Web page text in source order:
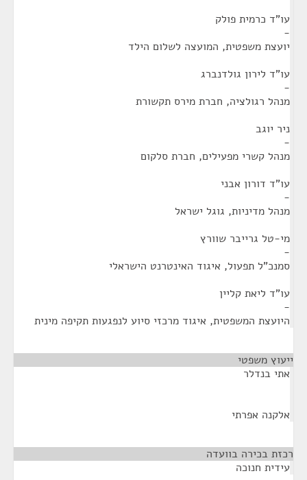
עו"ד כרמית פולק
-
יועצת משפטית, המועצה לשלום הילד
עו"ד לירון גולדנברג
-
מנהל רגולציה, חברת מירס תקשורת
ניר יוגב
-
מנהל קשרי מפעילים, חברת סלקום
עו"ד דורון אבני
-
מנהל מדיניות, גוגל ישראל
מי-טל גרייבר שוורץ
-
סמנכ"ל תפעול, איגוד האינטרנט הישראלי
עו"ד ליאת קליין
-
היועצת המשפטית, איגוד מרכזי סיוע לנפגעות תקיפה מינית
ייעוץ משפטי
אתי בנדלר
אלקנה אפרתי
רכזת בכירה בוועדה
עידית חנוכה